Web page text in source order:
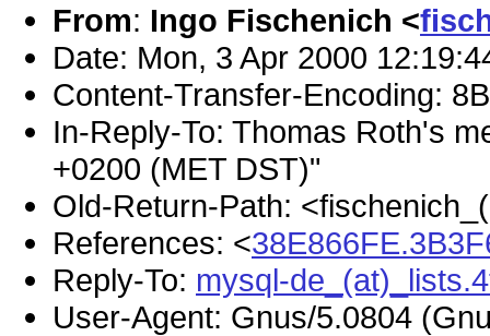
From: Ingo Fischenich <
Date: Mon, 3 Apr 2000
Content-Transfer-Encoding:
In-Reply-To: Thomas Roth's
+0200 (MET DST)"
Old-Return-Path:
References: <
Reply-To: mysql-
User-Agent: Gnus/5.0804